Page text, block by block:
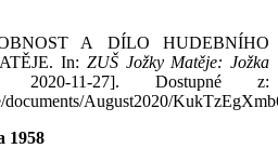
A DÍLO HUDEBNÍHO
In: ZUŠ Jožky Matěje: Jožka
11-27]. Dostupné z:
documents/August2020/
1958